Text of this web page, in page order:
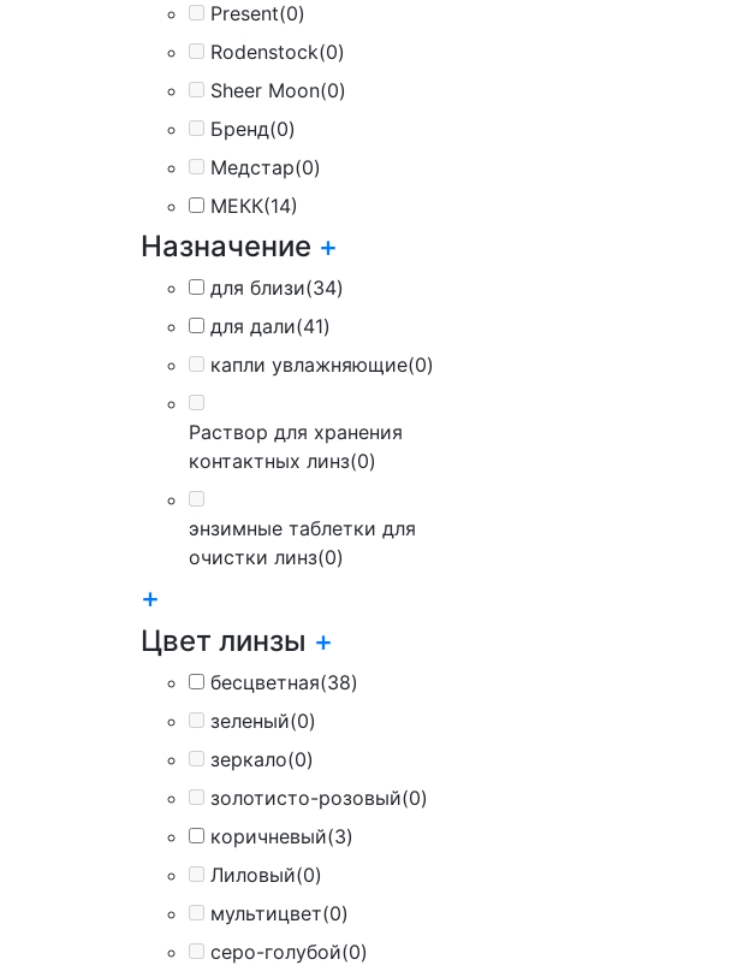
Present(0)
Rodenstock(0)
Sheer Moon(0)
Бренд(0)
Медстар(0)
МЕКК(14)
Назначение +
для близи(34)
для дали(41)
капли увлажняющие(0)
Раствор для хранения
контактных линз(0)
энзимные таблетки для
очистки линз(0)
+
Цвет линзы +
бесцветная(38)
зеленый(0)
зеркало(0)
золотисто-розовый(0)
коричневый(3)
Лиловый(0)
мультицвет(0)
серо-голубой(0)